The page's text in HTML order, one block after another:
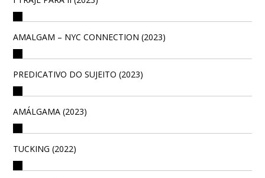
AMALGAM – NYC CONNECTION (2023)
PREDICATIVO DO SUJEITO (2023)
AMÁLGAMA (2023)
TUCKING (2022)